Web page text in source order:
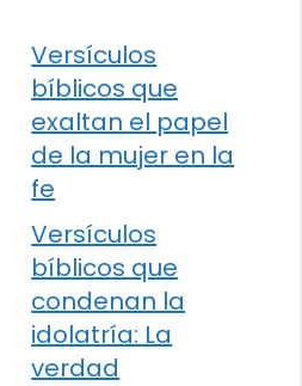
Versículos
bíblicos que
exaltan el papel
de la mujer en la
fe
Versículos
bíblicos que
condenan la
idolatría: La
verdad